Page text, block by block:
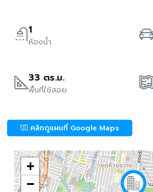
1
ห้องน้ำ
33 ตร.ม.
พื้นที่ใช้สอย
คลิกดูแผนที่ Google Maps
+
−